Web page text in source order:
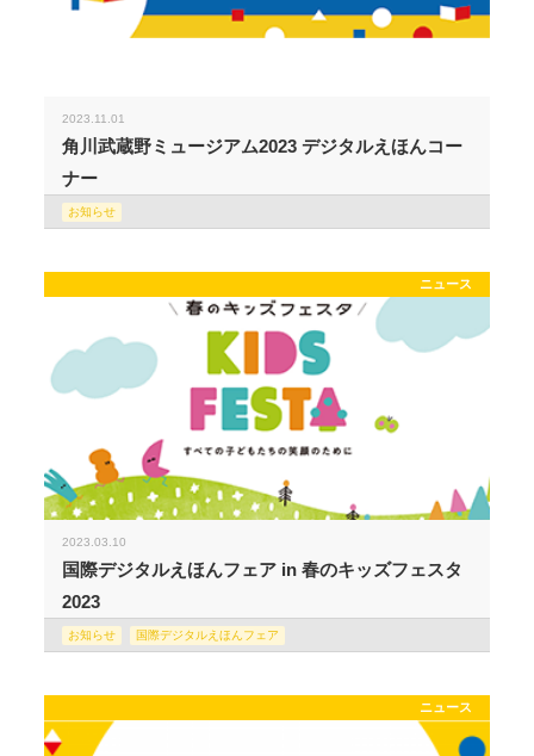
2023.11.01
角川武蔵野ミュージアム2023 デジタルえほんコー
ナー
お知らせ
ニュース
2023.03.10
国際デジタルえほんフェア in 春のキッズフェスタ
2023
お知らせ 国際デジタルえほんフェア
ニュース